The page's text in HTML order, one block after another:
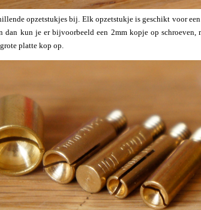
opzetstukjes bij. Elk opzetstukje is geschikt voor
dan kun je er bijvoorbeeld een 2mm kopje op schroeven,
platte kop op.